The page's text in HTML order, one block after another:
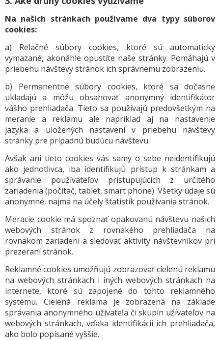
Na našich stránkach používame dva typy súborov
cookies:
a) Relačné súbory cookies, ktoré sú automaticky
vymazané, akonáhle opustíte naše stránky. Pomáhajú v
priebehu návštevy stránok ich správnemu zobrazeniu.
b) Permanentné súbory cookies, ktoré sa dočasne
ukladajú a môžu obsahovať anonymný identifikátor
vášho prehliadača. Tieto sa používajú predovšetkým na
meranie a reklamu ale napríklad aj na nastavenie
jazyka a uložených nastavení v priebehu návštevy
stránky pre prípadnú budúcu návštevu.
Avšak ani tieto cookies vás samy o sebe neidentifikujú
ako jednotlivca, iba identifikujú prístup k stránkam a
správanie používateľov pristupujúcich z určitého
zariadenia (počítač, tablet, smart phone). Všetky údaje sú
anonymné, najmä na účely štatistík používania stránok.
Meracie cookie má spoznať opakovanú návštevu našich
webových stránok z rovnakého prehliadača na
rovnakom zariadení a sledovať aktivity návštevníkov pri
prezeraní stránok.
Reklamné cookies umožňujú zobrazovať cielenú reklamu
na webových stránkach i iných webových stránkach na
internete, ktoré sú zapojené do tohto reklamného
systému. Cielená reklama je zobrazená na základe
správania anonymného užívateľa či skupín užívateľov na
webových stránkach, vďaka identifikácii ich prehliadača,
ako bolo popísané vyššie.